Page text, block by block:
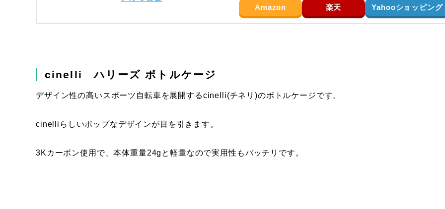
Amazon 楽天 Yahooショッピング
cinelli ハリーズ ボトルケージ
デザイン性の高いスポーツ自転車を展開するcinelli(チネリ)のボトルケージです。
cinelliらしいポップなデザインが目を引きます。
3Kカーボン使用で、本体重量24gと軽量なので実用性もバッチリです。